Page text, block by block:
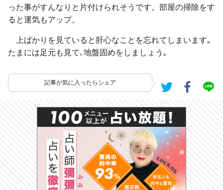
った事がすんなりと片付けられそうです。部屋の掃除をす
ると運気もアップ。
上ばかりを見ていると肝心なことを忘れてしまいます｡
たまには足元も見て､地盤固めをしましょう｡
記事が気に入ったらシェア